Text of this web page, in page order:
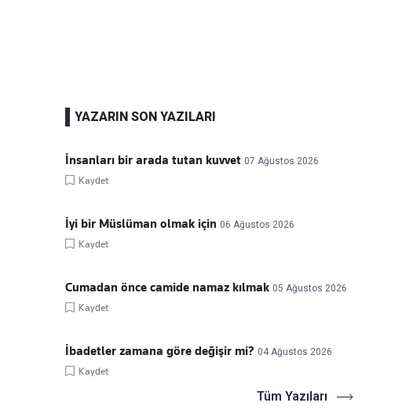
YAZARIN SON YAZILARI
İnsanları bir arada tutan kuvvet 07 Ağustos 2026
Kaydet
İyi bir Müslüman olmak için 06 Ağustos 2026
Kaydet
Cumadan önce camide namaz kılmak 05 Ağustos 2026
Kaydet
İbadetler zamana göre değişir mi? 04 Ağustos 2026
Kaydet
Tüm Yazıları